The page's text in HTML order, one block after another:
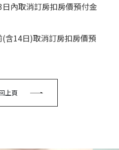
內取消訂房扣房價預付金
14日)取消訂房扣房價預
上頁